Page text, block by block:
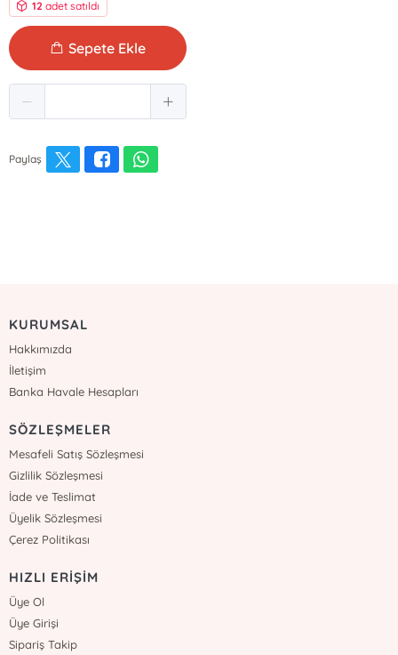
12 adet satıldı
Sepete Ekle
Paylaş
KURUMSAL
Hakkımızda
İletişim
Banka Havale Hesapları
SÖZLEŞMELER
Mesafeli Satış Sözleşmesi
Gizlilik Sözleşmesi
İade ve Teslimat
Üyelik Sözleşmesi
Çerez Politikası
HIZLI ERİŞİM
Üye Ol
Üye Girişi
Sipariş Takip